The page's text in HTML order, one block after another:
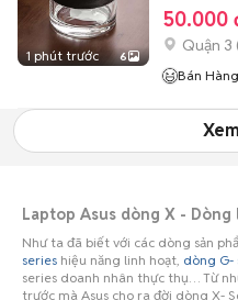
1 phút trước 6
50.000
Quận 3
Bán
Laptop Asus dòng X -
Như ta đã biết với các dòng sản
series hiệu năng linh hoạt, dòng G-
series doanh nhân thực thụ… Từ
trước mà Asus cho ra đời dòng X-